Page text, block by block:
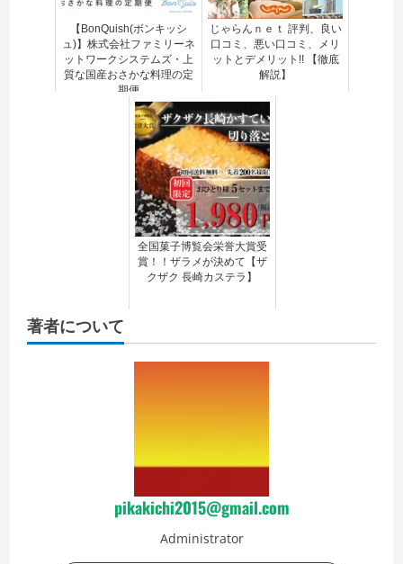
【BonQuish(ボンキッシ
ュ)】株式会社ファミリーネ
ットワークシステムズ・上
質な国産おさかな料理の定
期便
じゃらんｎｅｔ 評判、良い
口コミ、悪い口コミ、メリ
ットとデメリット!! 【徹底
解説】
全国菓子博覧会栄誉大賞受
賞！！ザラメが決めて【ザ
クザク 長崎カステラ】
著者について
pikakichi2015@gmail.com
Administrator